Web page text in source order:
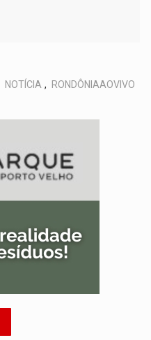
NOTÍCIA ,
RONDÔNIAAOVIVO